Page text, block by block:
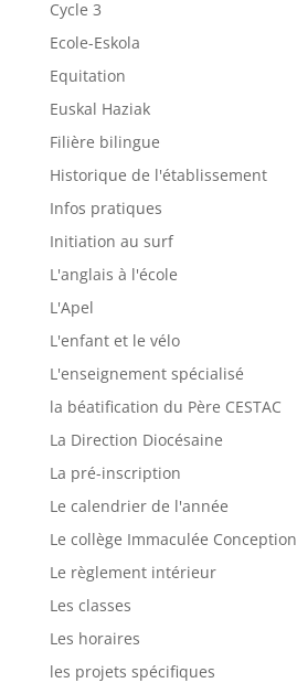
Cycle 3
Ecole-Eskola
Equitation
Euskal Haziak
Filière bilingue
Historique de l'établissement
Infos pratiques
Initiation au surf
L'anglais à l'école
L'Apel
L'enfant et le vélo
L'enseignement spécialisé
la béatification du Père CESTAC
La Direction Diocésaine
La pré-inscription
Le calendrier de l'année
Le collège Immaculée Conception
Le règlement intérieur
Les classes
Les horaires
les projets spécifiques